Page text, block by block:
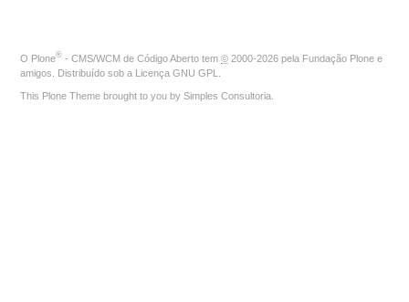
O Plone® - CMS/WCM de Código Aberto tem © 2000-2026 pela Fundação Plone e
amigos. Distribuído sob a Licença GNU GPL
This Plone Theme brought to you by Simples Consultoria